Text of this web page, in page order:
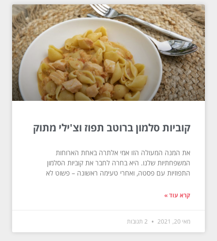
קוביות סלמון ברוטב תפוז וצ'ילי מתוק
את המנה המעולה הזו אמי אלתרה באחת הארוחות
המשפחתיות שלנו. היא בחרה לחבר את קוביות הסלמון
התפוזיות עם פסטה, ואחרי טעימה ראשונה – פשוט לא
קרא עוד »
מאי 20, 2021